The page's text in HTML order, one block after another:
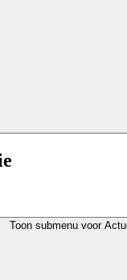
Toon submenu voor